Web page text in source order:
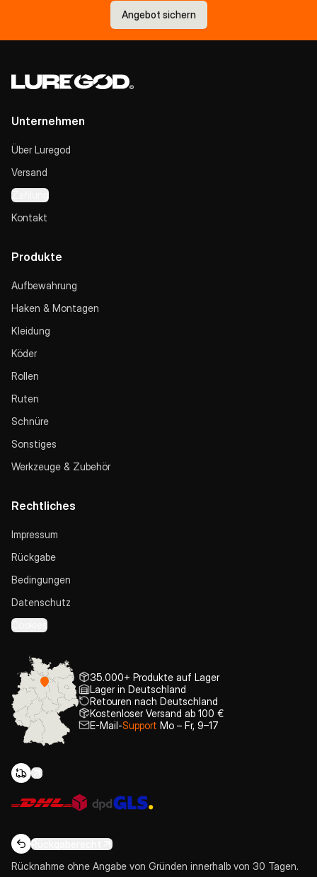
Angebot sichern
Unternehmen
Über Luregod
Versand
Zahlung
Kontakt
Produkte
Aufbewahrung
Haken & Montagen
Kleidung
Köder
Rollen
Ruten
Schnüre
Sonstiges
Werkzeuge & Zubehör
Rechtliches
Impressum
Rückgabe
Bedingungen
Datenschutz
Cookies
35.000+ Produkte auf Lager
Lager in Deutschland
Retouren nach Deutschland
Kostenloser Versand ab 100 €
E-Mail-Support Mo – Fr, 9–17
Rückgaberecht
Rücknahme ohne Angabe von Gründen innerhalb von 30 Tagen.